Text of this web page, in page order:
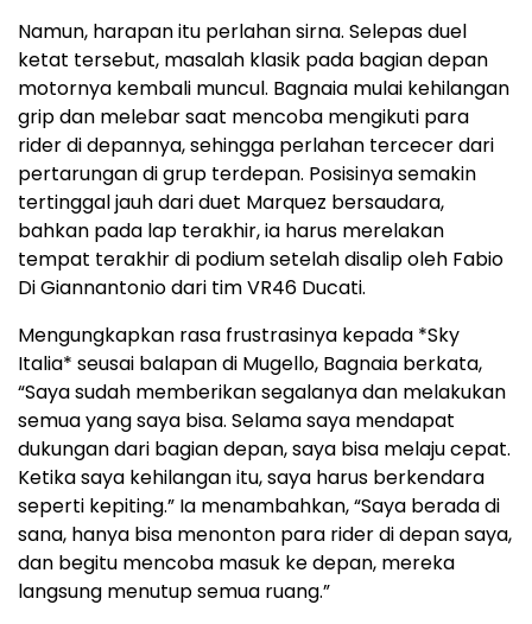
Namun, harapan itu perlahan sirna. Selepas duel
ketat tersebut, masalah klasik pada bagian depan
motornya kembali muncul. Bagnaia mulai kehilangan
grip dan melebar saat mencoba mengikuti para
rider di depannya, sehingga perlahan tercecer dari
pertarungan di grup terdepan. Posisinya semakin
tertinggal jauh dari duet Marquez bersaudara,
bahkan pada lap terakhir, ia harus merelakan
tempat terakhir di podium setelah disalip oleh Fabio
Di Giannantonio dari tim VR46 Ducati.
Mengungkapkan rasa frustrasinya kepada *Sky
Italia* seusai balapan di Mugello, Bagnaia berkata,
“Saya sudah memberikan segalanya dan melakukan
semua yang saya bisa. Selama saya mendapat
dukungan dari bagian depan, saya bisa melaju cepat.
Ketika saya kehilangan itu, saya harus berkendara
seperti kepiting.” Ia menambahkan, “Saya berada di
sana, hanya bisa menonton para rider di depan saya,
dan begitu mencoba masuk ke depan, mereka
langsung menutup semua ruang.”